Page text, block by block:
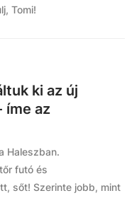
Tomi!
ki az új
íme az
Haleszban.
futó és
sőt! Szerinte jobb, mint